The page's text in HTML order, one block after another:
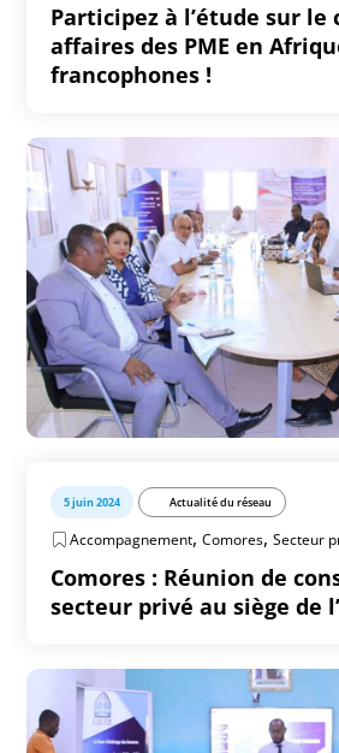
Participez à l’étude sur le
affaires des PME en
francophones !
5 juin 2024 Actualité du réseau
Accompagnement,Comores,Secteur
Comores : Réunion de
secteur privé au siège de